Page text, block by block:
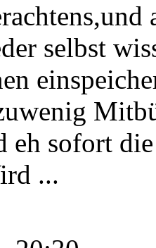
selbst
eh sofort
...